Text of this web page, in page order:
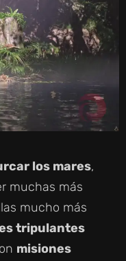
los mares,
muchas más
mucho más
tripulantes
misiones